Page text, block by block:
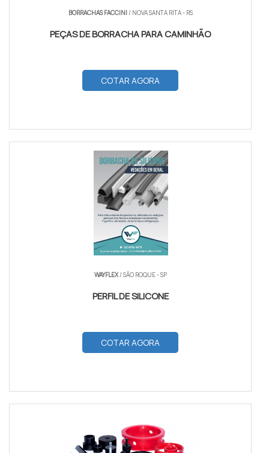
BORRACHAS FACCINI/ NOVA SANTA RITA - RS
PEÇAS DE BORRACHA PARA CAMINHÃO
COTAR AGORA
WAYFLEX/ SÃO ROQUE - SP
PERFIL DE SILICONE
COTAR AGORA